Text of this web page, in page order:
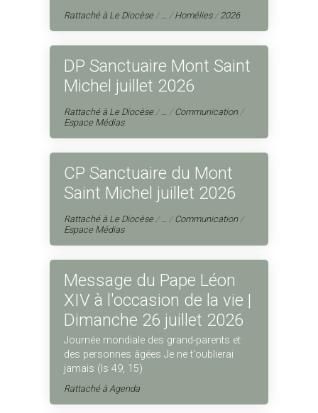
Rattaché à Le Diocèse /… /Homélies /2026
DP Sanctuaire Mont Saint
Michel juillet 2026
Rattaché à Le Diocèse /… /Communication /
Espace Médias
CP Sanctuaire du Mont
Saint Michel juillet 2026
Rattaché à Le Diocèse /… /Communication /
Espace Médias
Message du Pape Léon
XIV à l'occasion de la vie |
Dimanche 26 juillet 2026
Journée mondiale des grand-parents et
des personnes âgées Je ne t'oublierai
jamais (Is 49, 15)
Rattaché à Agenda